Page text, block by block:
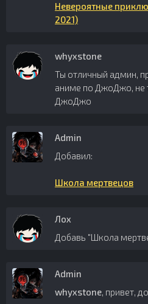
Невероятные
2021)
whyxstone
Ты отличный админ,
аниме по ДжоДжо, не
ДжоДжо
Admin
Добавил:
Школа мертвецов
Лох
Добавь "Школа
Admin
whyxstone, привет,